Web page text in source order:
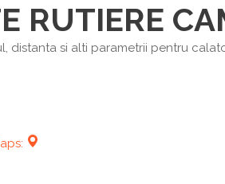
RUTIERE
distanta si alti parametrii pentru